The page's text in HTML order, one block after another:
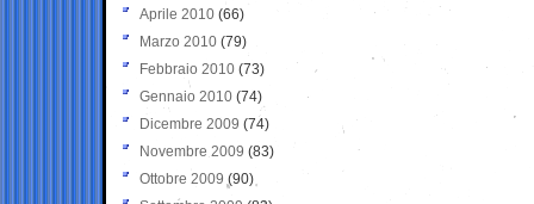
Aprile 2010 (66)
Marzo 2010 (79)
Febbraio 2010 (73)
Gennaio 2010 (74)
Dicembre 2009 (74)
Novembre 2009 (83)
Ottobre 2009 (90)